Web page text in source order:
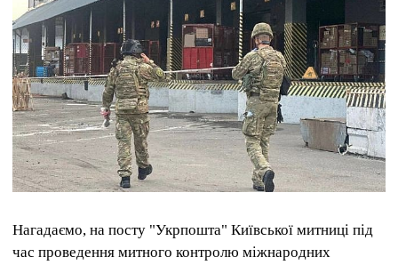
Нагадаємо, на посту "Укрпошта" Київської митниці під
час проведення митного контролю міжнародних